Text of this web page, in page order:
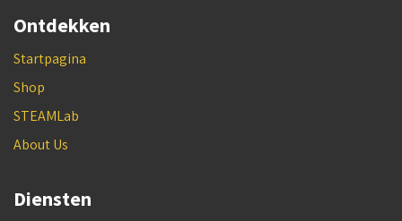
Ontdekken
Startpagina
Shop
STEAMLab
About Us
Diensten